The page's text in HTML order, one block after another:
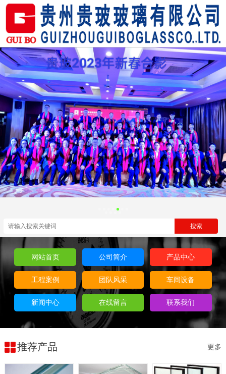
网站首页 公司简介 产品中心
工程案例 团队风采 车间设备
新闻中心 在线留言 联系我们
推荐产品 更多